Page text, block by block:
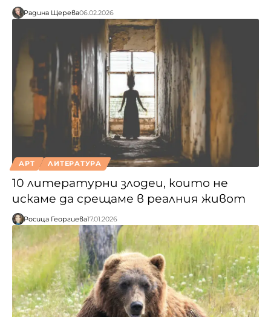
Радина Щерева06.02.2026
АРТ ЛИТЕРАТУРА
10 литературни злодеи, които не
искаме да срещаме в реалния живот
Росица Георгиева17.01.2026